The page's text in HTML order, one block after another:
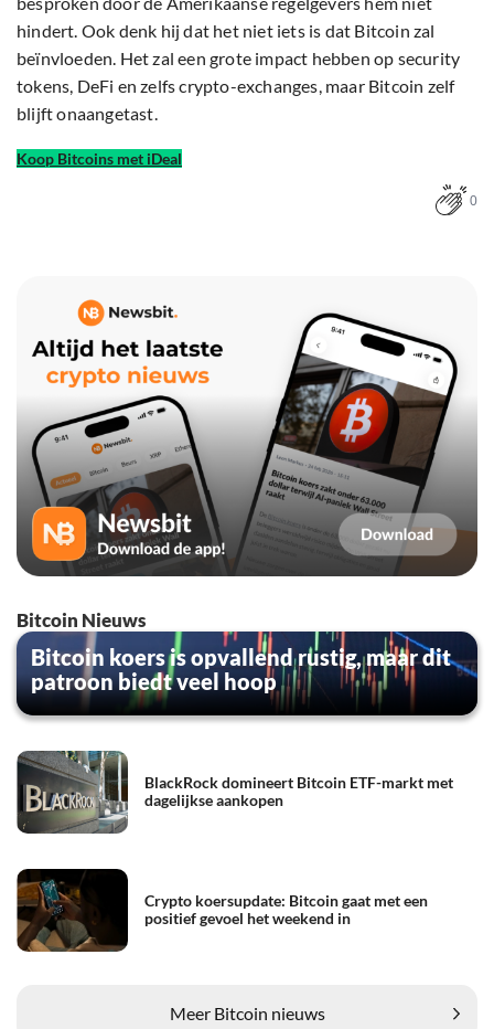
hindert. Ook denk hij dat het niet iets is dat Bitcoin zal
beïnvloeden. Het zal een grote impact hebben op security
tokens, DeFi en zelfs crypto-exchanges, maar Bitcoin zelf
blijft onaangetast.
Koop Bitcoins met iDeal
0
Bitcoin Nieuws
Bitcoin koers is opvallend rustig, maar dit
patroon biedt veel hoop
BlackRock domineert Bitcoin ETF-markt met
dagelijkse aankopen
Crypto koersupdate: Bitcoin gaat met een
positief gevoel het weekend in
Meer Bitcoin nieuws